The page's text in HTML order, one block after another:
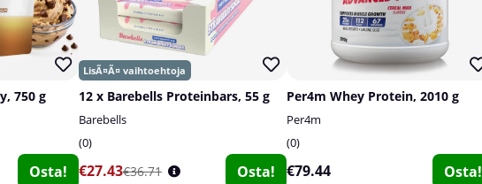
750 g
Osta!
12 x Barebells Proteinbars, 55 g
Barebells
0
€27.43€36.71 Osta!
Per4m Whey Protein, 2010 g
Per4m
0
€79.44 Osta!